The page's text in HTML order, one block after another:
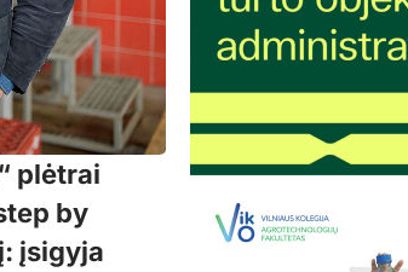
plėtrai
by
įsigyja